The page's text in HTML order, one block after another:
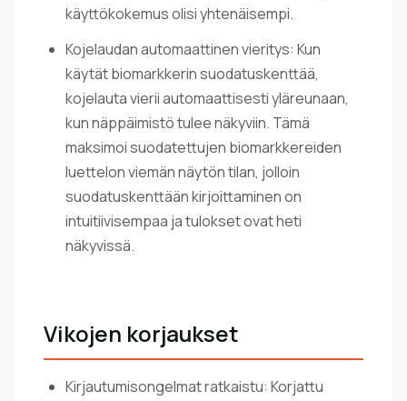
käyttökokemus olisi yhtenäisempi.
Kojelaudan automaattinen vieritys: Kun
käytät biomarkkerin suodatuskenttää,
kojelauta vierii automaattisesti yläreunaan,
kun näppäimistö tulee näkyviin. Tämä
maksimoi suodatettujen biomarkkereiden
luettelon viemän näytön tilan, jolloin
suodatuskenttään kirjoittaminen on
intuitiivisempaa ja tulokset ovat heti
näkyvissä.
Vikojen korjaukset
Kirjautumisongelmat ratkaistu: Korjattu